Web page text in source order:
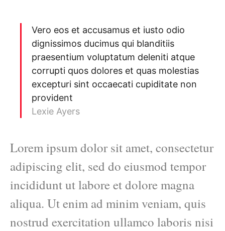
Vero eos et accusamus et iusto odio
dignissimos ducimus qui blanditiis
praesentium voluptatum deleniti atque
corrupti quos dolores et quas molestias
excepturi sint occaecati cupiditate non
provident
Lexie Ayers
Lorem ipsum dolor sit amet, consectetur
adipiscing elit, sed do eiusmod tempor
incididunt ut labore et dolore magna
aliqua. Ut enim ad minim veniam, quis
nostrud exercitation ullamco laboris nisi